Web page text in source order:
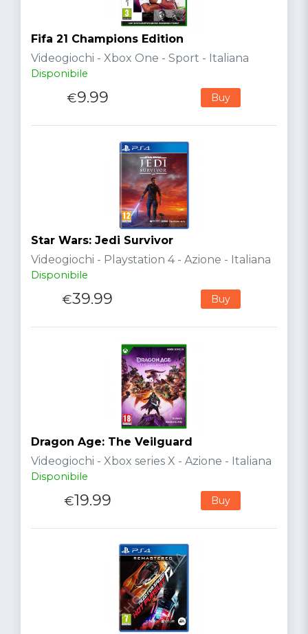
Fifa 21 Champions Edition
Videogiochi - Xbox One - Sport - Italiana
Disponibile
€9.99 Buy
Star Wars: Jedi Survivor
Videogiochi - Playstation 4 - Azione - Italiana
Disponibile
€39.99 Buy
Dragon Age: The Veilguard
Videogiochi - Xbox series X - Azione - Italiana
Disponibile
€19.99 Buy